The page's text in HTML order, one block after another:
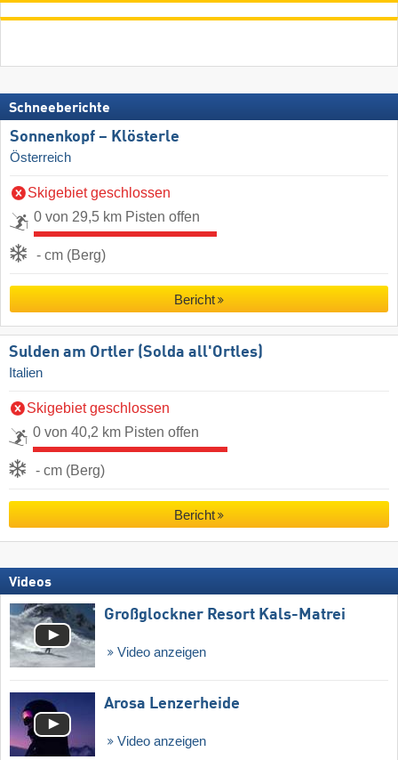
Schneeberichte
Sonnenkopf – Klösterle
Österreich
Skigebiet geschlossen
0 von 29,5 km Pisten offen
- cm (Berg)
Bericht
Sulden am Ortler (Solda all'Ortles)
Italien
Skigebiet geschlossen
0 von 40,2 km Pisten offen
- cm (Berg)
Bericht
Videos
Großglockner Resort Kals-Matrei
Video anzeigen
Arosa Lenzerheide
Video anzeigen